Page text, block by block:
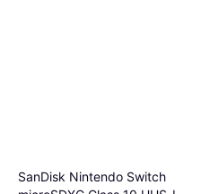
SanDisk Nintendo Switch